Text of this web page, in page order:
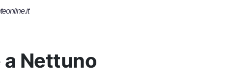
Nettuno